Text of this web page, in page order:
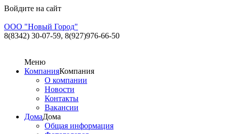
Войдите на сайт
ООО "Новый Город"
8(8342) 30-07-59, 8(927)976-66-50
Меню
КомпанияКомпания
О компании
Новости
Контакты
Вакансии
ДомаДома
Общая информация